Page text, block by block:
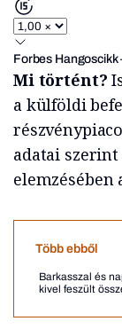
Forbes Hangoscikk
Mi történt?
a külföldi
adatai
elemzésében
Több ebből
Barkasszal és
kivel feszült